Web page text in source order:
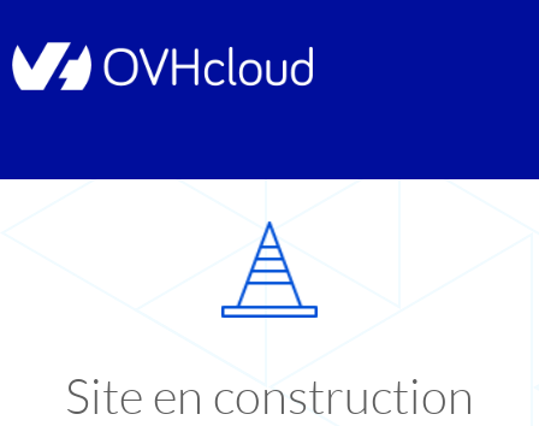
Site en construction